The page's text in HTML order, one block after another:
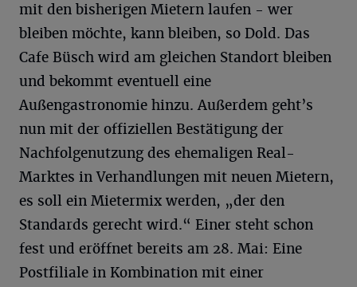
mit den bisherigen Mietern laufen - wer
bleiben möchte, kann bleiben, so Dold. Das
Cafe Büsch wird am gleichen Standort bleiben
und bekommt eventuell eine
Außengastronomie hinzu. Außerdem geht’s
nun mit der offiziellen Bestätigung der
Nachfolgenutzung des ehemaligen Real-
Marktes in Verhandlungen mit neuen Mietern,
es soll ein Mietermix werden, „der den
Standards gerecht wird.“ Einer steht schon
fest und eröffnet bereits am 28. Mai: Eine
Postfiliale in Kombination mit einer